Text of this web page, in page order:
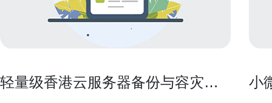
轻量级香港云服务器备份与容灾方
小